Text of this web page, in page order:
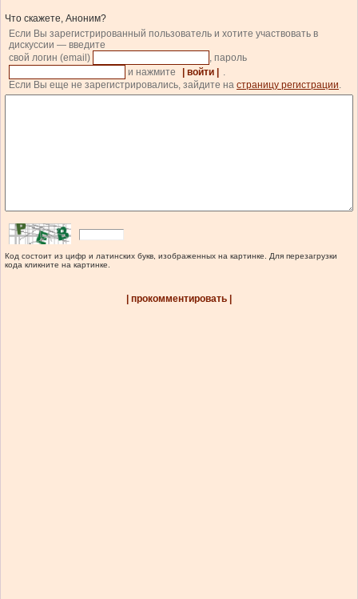
Что скажете, Аноним?
Если Вы зарегистрированный пользователь и хотите участвовать в
дискуссии — введите
свой логин (email)
, пароль
и нажмите
| войти |
.
Если Вы еще не зарегистрировались, зайдите на страницу регистрации.
Код состоит из цифр и латинских букв, изображенных на картинке. Для перезагрузки
кода кликните на картинке.
| прокомментировать |